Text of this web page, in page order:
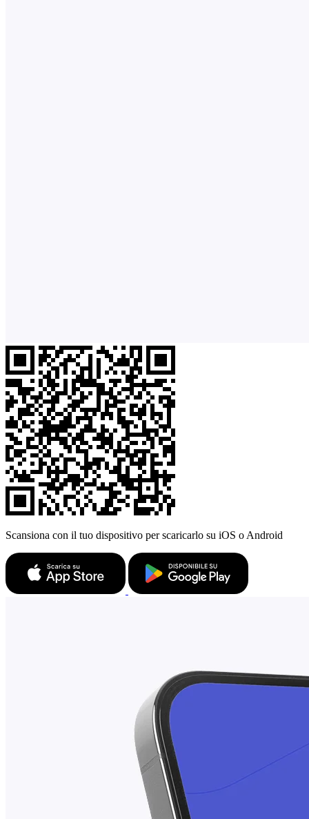
Scansiona con il tuo dispositivo per scaricarlo su iOS o Android